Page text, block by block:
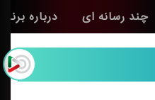
چند رسانه ای درباره